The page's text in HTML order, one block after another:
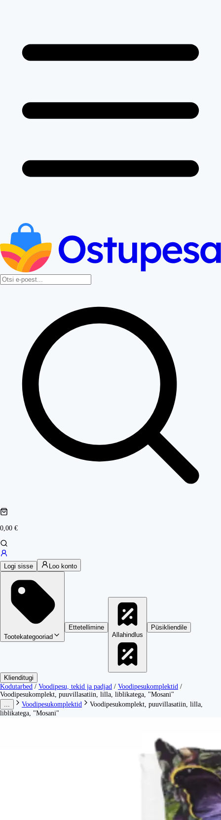
0,00 €
Logi sisse Loo konto
Tootekategooriad
Ettetellimine
Allahindlus
Püsikliendile
Klienditugi
Kodutarbed / Voodipesu, tekid ja padjad / Voodipesukomplektid /
Voodipesukomplekt, puuvillasatiin, lilla, liblikatega, "Mosani"
Voodipesukomplektid
Voodipesukomplekt, puuvillasatiin, lilla,
liblikatega, "Mosani"